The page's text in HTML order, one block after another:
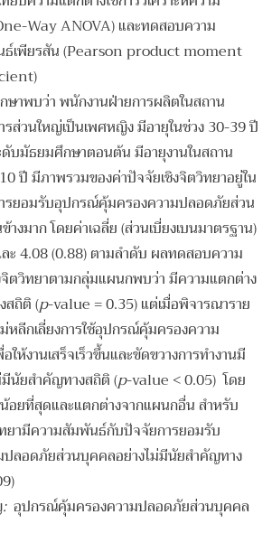
Way ANOVA) และทดสอบความ
เพียรสัน (Pearson product moment
ษาพบว่า พนักงานฝ่ายการผลิตในสถาน
ส่วนใหญ่เป็นเพศหญิง มีอายุในช่วง 30-39 ปี
บมัธยมศึกษาตอนต้น มีอายุงานในสถาน
ปี มีภาพรวมของค่าปัจจัยเชิงจิตวิทยาอยู่ใน
รยอมรับอุปกรณ์คุ้มครองความปลอดภัยส่วน
งมาก โดยค่าเฉลี่ย (ส่วนเบี่ยงเบนมาตรฐาน)
ะ 4.08 (0.88) ตามลำดับ ผลทดสอบความ
จิตวิทยาตามกลุ่มแผนกพบว่า มีความแตกต่าง
สถิติ (p-value = 0.35) แต่เมื่อพิจารณาราย
หลีกเลี่ยงการใช้อุปกรณ์คุ้มครองความ
ห้งานเสร็จเร็วขึ้นและขัดขวางการทำงานมี
นัยสำคัญทางสถิติ (p-value < 0.05) โดย
อยที่สุดและแตกต่างจากแผนกอื่น สำหรับ
ยามีความสัมพันธ์กับปัจจัยการยอมรับ
ลอดภัยส่วนบุคคลอย่างไม่มีนัยสำคัญทาง
:อุปกรณ์คุ้มครองความปลอดภัยส่วนบุคคล